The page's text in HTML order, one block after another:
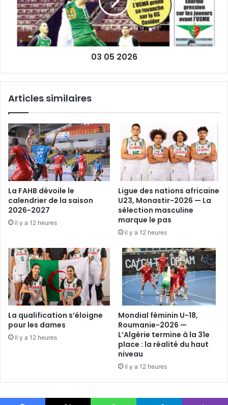
03 05 2026
Articles similaires
La FAHB dévoile le
calendrier de la saison
2026-2027
il y a 12 heures
Ligue des nations africaine
U23, Monastir-2026 — La
sélection masculine
marque le pas
il y a 12 heures
La qualification s’éloigne
pour les dames
il y a 12 heures
Mondial féminin U-18,
Roumanie-2026 —
L’Algérie termine à la 31e
place : la réalité du haut
niveau
il y a 12 heures